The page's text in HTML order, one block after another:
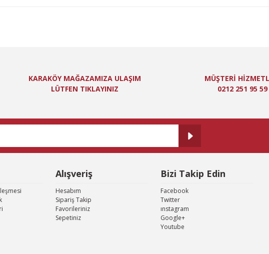
Ürün bilgilerinde hatalar bulunuyor.
KARAKÖY MAĞAZAMIZA ULAŞIM
LÜTFEN TIKLAYINIZ
MÜŞTERİ
0212 251 95 59
Alışveriş
Hesabım
Sipariş Takip
Favorileriniz
Sepetiniz
Bizi Takip Edin
Facebook
Twitter
ınstagram
Google+
Youtube